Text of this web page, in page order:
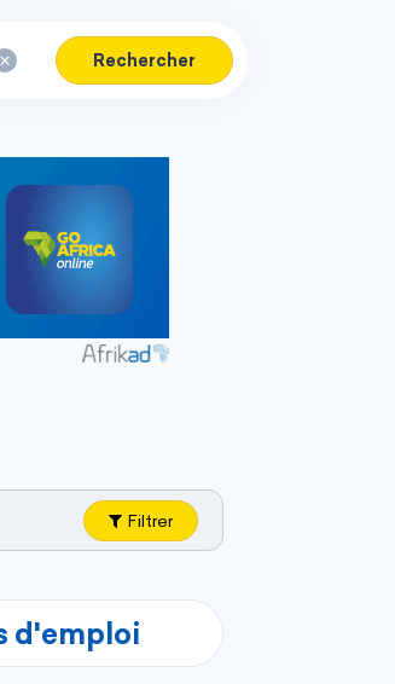
Rechercher
Filtrer
d'emploi